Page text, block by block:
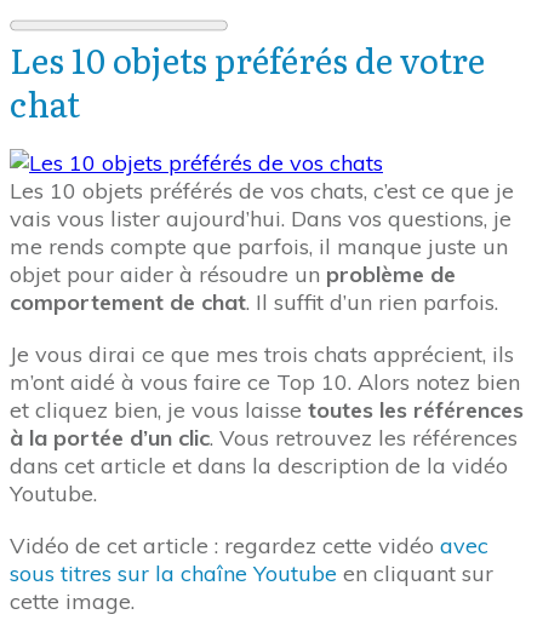
Les 10 objets préférés de votre
chat
Les 10 objets préférés de vos chats, c’est ce que je
vais vous lister aujourd’hui. Dans vos questions, je
me rends compte que parfois, il manque juste un
objet pour aider à résoudre un problème de
comportement de chat. Il suffit d’un rien parfois.
Je vous dirai ce que mes trois chats apprécient, ils
m’ont aidé à vous faire ce Top 10. Alors notez bien
et cliquez bien, je vous laisse toutes les références
à la portée d’un clic. Vous retrouvez les références
dans cet article et dans la description de la vidéo
Youtube.
Vidéo de cet article : regardez cette vidéo avec
sous titres sur la chaîne Youtube en cliquant sur
cette image.